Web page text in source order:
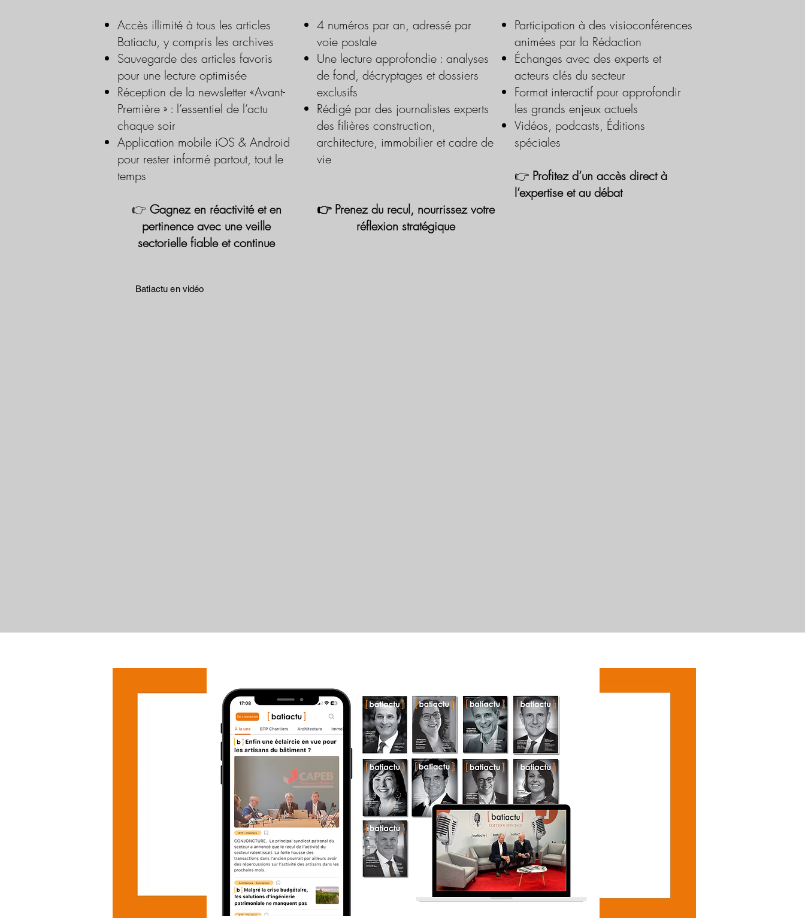
Accès illimité à tous les articles
Batiactu, y compris les archives
Sauvegarde des articles favoris
pour une lecture optimisée
Réception de la newsletter «Avant-
Première » : l’essentiel de l’actu
chaque soir
Application mobile iOS & Android
pour rester informé partout, tout le
temps
👉 Gagnez en réactivité et en
pertinence avec une veille
sectorielle fiable et continue
4 numéros par an, adressé par
voie postale
Une lecture approfondie : analyses
de fond, décryptages et dossiers
exclusifs
Rédigé par des journalistes experts
des filières construction,
architecture, immobilier et cadre de
vie
👉 Prenez du recul, nourrissez votre
réflexion stratégique
Participation à des visioconférences
animées par la Rédaction
Échanges avec des experts et
acteurs clés du secteur
Format interactif pour approfondir
les grands enjeux actuels
Vidéos, podcasts, Éditions
spéciales
👉 Profitez d’un accès direct à
l’expertise et au débat
Batiactu en vidéo